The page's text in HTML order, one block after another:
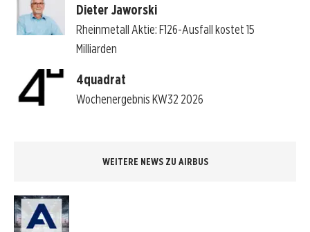
Dieter Jaworski
Rheinmetall Aktie: F126-Ausfall kostet 15
Milliarden
4quadrat
Wochenergebnis KW32 2026
WEITERE NEWS ZU AIRBUS